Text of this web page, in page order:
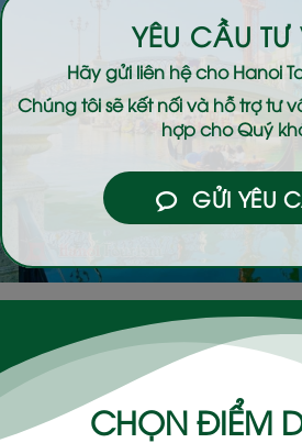
YÊU CẦU
Hãy gửi liên hệ choHanoi
Chúng tôi sẽ kết nối và hỗ trợ tư
hợp cho Quý
GỬI YÊU
CHỌN ĐIỂM